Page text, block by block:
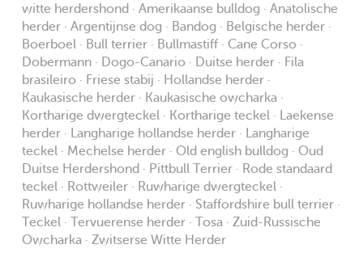
We have an elderly cat , whom isn’t very fond of dogs, but
gets out of their way. It is important the dog treats our cat
the same way. We don't take care of dogs who chase cats,
want to play with them or are very much focussend on
cats.
I've have cats my whole live and we've got experience
with the less social 'farm' cats. We've also had foster
rabbits (from the shelter and children farm), hamsters and
gerbils.
witte herdershond · Amerikaanse bulldog · Anatolische
herder · Argentijnse dog · Bandog · Belgische herder ·
Boerboel · Bull terrier · Bullmastiff · Cane Corso ·
Dobermann · Dogo-Canario · Duitse herder · Fila
brasileiro · Friese stabij · Hollandse herder ·
Kaukasische herder · Kaukasische owcharka ·
Kortharige dwergteckel · Kortharige teckel · Laekense
herder · Langharige hollandse herder · Langharige
teckel · Mechelse herder · Old english bulldog · Oud
Duitse Herdershond · Pittbull Terrier · Rode standaard
teckel · Rottweiler · Ruwharige dwergteckel ·
Ruwharige hollandse herder · Staffordshire bull terrier ·
Teckel · Tervuerense herder · Tosa · Zuid-Russische
Owcharka · Zwitserse Witte Herder